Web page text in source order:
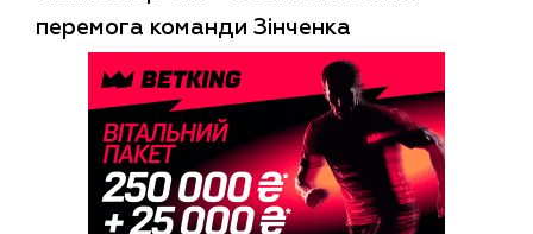
перемога команди Зінченка